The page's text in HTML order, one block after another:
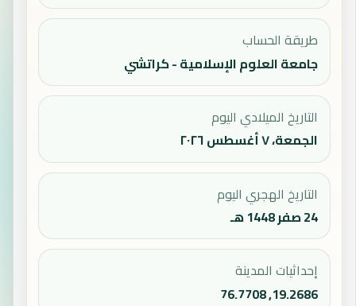
طريقة الحساب
جامعة العلوم الإسلامية - كراتشي
التاريخ الميلادي اليوم
الجمعة، ٧ أغسطس ٢٠٢٦
التاريخ الهجري اليوم
24 صفر 1448 هـ
إحداثيات المدينة
19.2686, 76.7708